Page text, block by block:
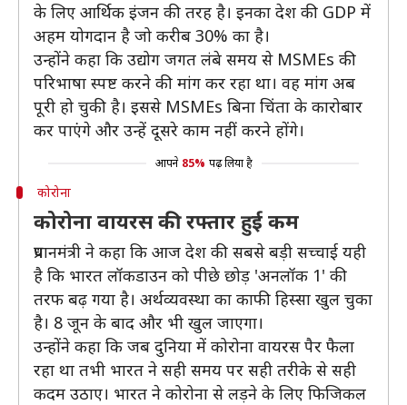
के लिए आर्थिक इंजन की तरह है। इनका देश की GDP में
अहम योगदान है जो करीब 30% का है।
उन्होंने कहा कि उद्योग जगत लंबे समय से MSMEs की
परिभाषा स्पष्ट करने की मांग कर रहा था। वह मांग अब
पूरी हो चुकी है। इससे MSMEs बिना चिंता के कारोबार
कर पाएंगे और उन्हें दूसरे काम नहीं करने होंगे।
आपने 85% पढ़ लिया है
कोरोना
कोरोना वायरस की रफ्तार हुई कम
प्रधानमंत्री ने कहा कि आज देश की सबसे बड़ी सच्चाई यही
है कि भारत लॉकडाउन को पीछे छोड़ 'अनलॉक 1' की
तरफ बढ़ गया है। अर्थव्यवस्था का काफी हिस्सा खुल चुका
है। 8 जून के बाद और भी खुल जाएगा।
उन्होंने कहा कि जब दुनिया में कोरोना वायरस पैर फैला
रहा था तभी भारत ने सही समय पर सही तरीके से सही
कदम उठाए। भारत ने कोरोना से लड़ने के लिए फिजिकल